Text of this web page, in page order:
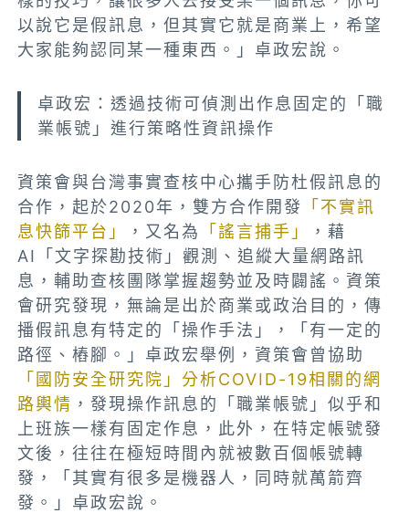
以說它是假訊息，但其實它就是商業上，希望
大家能夠認同某一種東西。」卓政宏說。
卓政宏：透過技術可偵測出作息固定的「職
業帳號」進行策略性資訊操作
資策會與台灣事實查核中心攜手防杜假訊息的
合作，起於2020年，雙方合作開發
「不實訊
息快篩平台」
，又名為 「謠言捕手」
，藉
AI「文字探勘技術」觀測、追縱大量網路訊
息，輔助查核團隊掌握趨勢並及時闢謠。資策
會研究發現，無論是出於商業或政治目的，傳
播假訊息有特定的「操作手法」，「有一定的
路徑、樁腳。」卓政宏舉例，資策會曾協助
「國防安全研究院」分析COVID-19相關的網
路輿情 ，發現操作訊息的「職業帳號」似乎和
上班族一樣有固定作息，此外，在特定帳號發
文後，往往在極短時間內就被數百個帳號轉
發，「其實有很多是機器人，同時就萬箭齊
發。」卓政宏說。